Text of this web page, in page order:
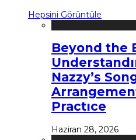
Hepsini Görüntüle
Beyond the
Nazzy’s
Practıce
Haziran 28, 2026